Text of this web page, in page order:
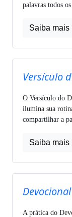
palavras todos os
Saiba mais
Versículo
O Versículo do
ilumina sua
compartilhar a
Saiba mais
A prática do